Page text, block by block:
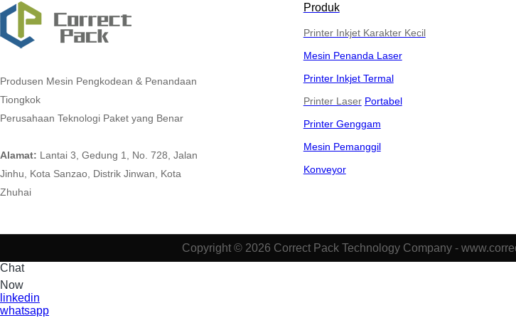
Produsen Mesin Pengkodean & Penandaan
Tiongkok
Perusahaan Teknologi Paket yang Benar
Alamat: Lantai 3, Gedung 1, No. 728, Jalan
Jinhu, Kota Sanzao, Distrik Jinwan, Kota
Zhuhai
Produk
Printer Inkjet Karakter Kecil
Mesin Penanda Laser
Printer Inkjet Termal
Printer Laser Portabel
Printer Genggam
Mesin Pemanggil
Konveyor
Copyright © 2026 Correct Pack Technology Company -
Chat
Now
linkedin
whatsapp